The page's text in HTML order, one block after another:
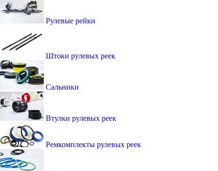
Рулевые рейки
Штоки рулевых реек
Сальники
Втулки рулевых реек
Ремкомплекты рулевых реек